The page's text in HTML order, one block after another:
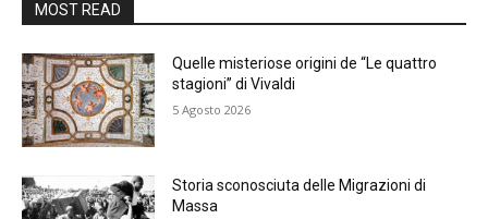
MOST READ
Quelle misteriose origini de “Le quattro
stagioni” di Vivaldi
5 Agosto 2026
Storia sconosciuta delle Migrazioni di
Massa